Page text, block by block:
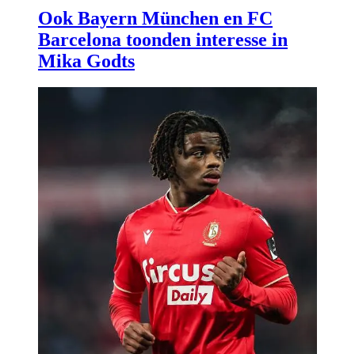
Ook Bayern München en FC
Barcelona toonden interesse in
Mika Godts